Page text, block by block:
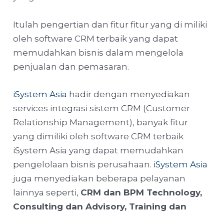
Itulah pengertian dan fitur fitur yang di miliki
oleh software CRM terbaik yang dapat
memudahkan bisnis dalam mengelola
penjualan dan pemasaran.
iSystem Asia hadir dengan menyediakan
services integrasi sistem CRM (Customer
Relationship Management), banyak fitur
yang dimiliki oleh software CRM terbaik
iSystem Asia yang dapat memudahkan
pengelolaan bisnis perusahaan. iSystem Asia
juga menyediakan beberapa pelayanan
lainnya seperti, CRM dan BPM Technology,
Consulting dan Advisory, Training dan